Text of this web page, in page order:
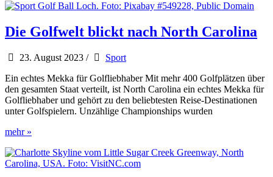
Parkway
herbstlichen
Farbenrausch
Die Golfwelt blickt nach North Carolina
23. August 2023 /
Sport
Ein echtes Mekka für Golfliebhaber Mit mehr 400 Golfplätzen über
den gesamten Staat verteilt, ist North Carolina ein echtes Mekka für
Golfliebhaber und gehört zu den beliebtesten Reise-Destinationen
unter Golfspielern. Unzählige Championships wurden
Die
blickt
nach
mehr »